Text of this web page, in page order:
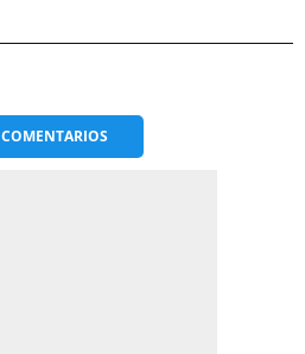
COMENTARIOS